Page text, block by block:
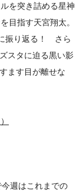
を突き詰める星神
目指す天宮翔太。
振り返る！ さら
スタに迫る黒い影
ます目が離せな
今週はこれまでの